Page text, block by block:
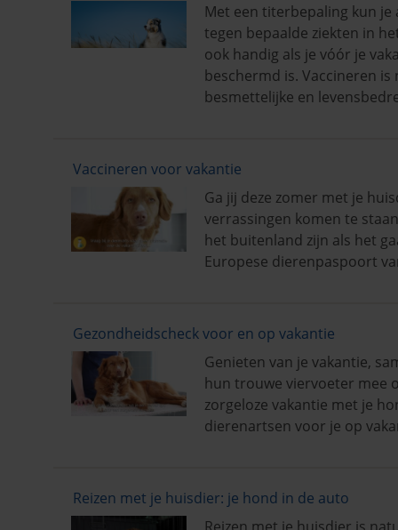
Met een titerbepaling kun
tegen bepaalde ziekten in
ook handig als je vóór je
beschermd is. Vaccineren
besmettelijke en
Vaccineren voor vakantie
Ga jij deze zomer met je
verrassingen komen te
het buitenland zijn als het
Europese dierenpaspoort
Gezondheidscheck voor en op vakantie
Genieten van je vakantie,
hun trouwe viervoeter mee
zorgeloze vakantie met je
dierenartsen voor je op
Reizen met je huisdier: je hond in de auto